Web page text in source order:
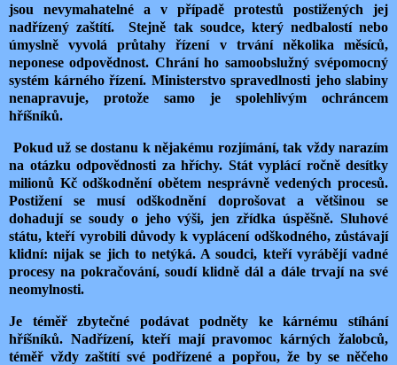
jsou nevymahatelné a v případě protestů postižených jej
nadřízený zaštítí. Stejně tak soudce, který nedbalostí nebo
úmyslně vyvolá průtahy řízení v trvání několika měsíců,
neponese odpovědnost. Chrání ho samoobslužný svépomocný
systém kárného řízení. Ministerstvo spravedlnosti jeho slabiny
nenapravuje, protože samo je spolehlivým ochráncem
hříšníků.
Pokud už se dostanu k nějakému rozjímání, tak vždy narazím
na otázku odpovědnosti za hříchy. Stát vyplácí ročně desítky
milionů Kč odškodnění obětem nesprávně vedených procesů.
Postižení se musí odškodnění doprošovat a většinou se
dohadují se soudy o jeho výši, jen zřídka úspěšně. Sluhové
státu, kteří vyrobili důvody k vyplácení odškodného, zůstávají
klidní: nijak se jich to netýká. A soudci, kteří vyrábějí vadné
procesy na pokračování, soudí klidně dál a dále trvají na své
neomylnosti.
Je téměř zbytečné podávat podněty ke kárnému stíhání
hříšníků. Nadřízení, kteří mají pravomoc kárných žalobců,
téměř vždy zaštítí své podřízené a popřou, že by se něčeho